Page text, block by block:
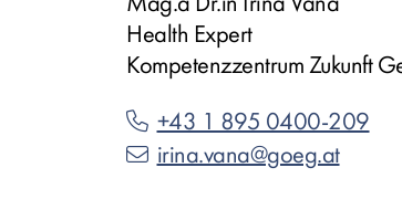
Health Expert
Kompetenzzentrum Zukunft
+43 1 895 0400-209
irina.vana@goeg.at